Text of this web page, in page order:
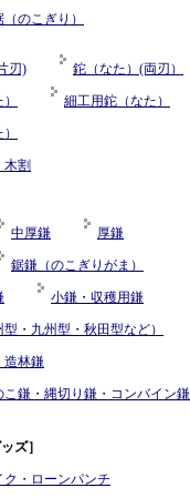
のこぎり）
刃) 鉈（なた）(両刃）
細工用鉈（なた）
木割
中厚鎌 厚鎌
鋸鎌（のこぎりがま）
小鎌・収穫用鎌
・九州型・秋田型など）
造林鎌
こ鎌・縄切り鎌・コンバイン鎌
ズ］
ク・ローンパンチ